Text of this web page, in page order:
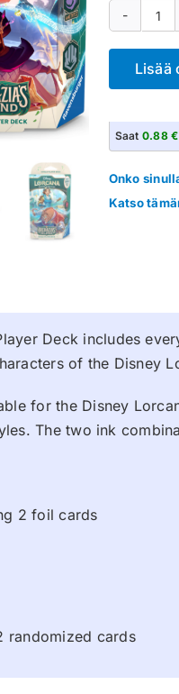
Lisää
Saat 0.88 €
Onko
Katso
Deck includes
of the Disney
for the Disney
The two ink
2 foil cards
randomized cards